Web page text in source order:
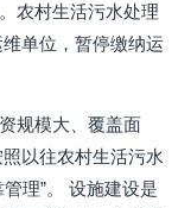
农村生活污水处理
单位，暂停缴纳运
规模大、覆盖面
以往农村生活污水
理”。 设施建设是